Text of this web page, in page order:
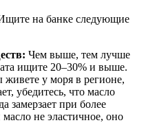
на банке следующие
Чем выше, тем лучше
ищите 20–30% и выше.
живете у моря в регионе,
убедитесь, что масло
замерзает при более
не эластичное, оно